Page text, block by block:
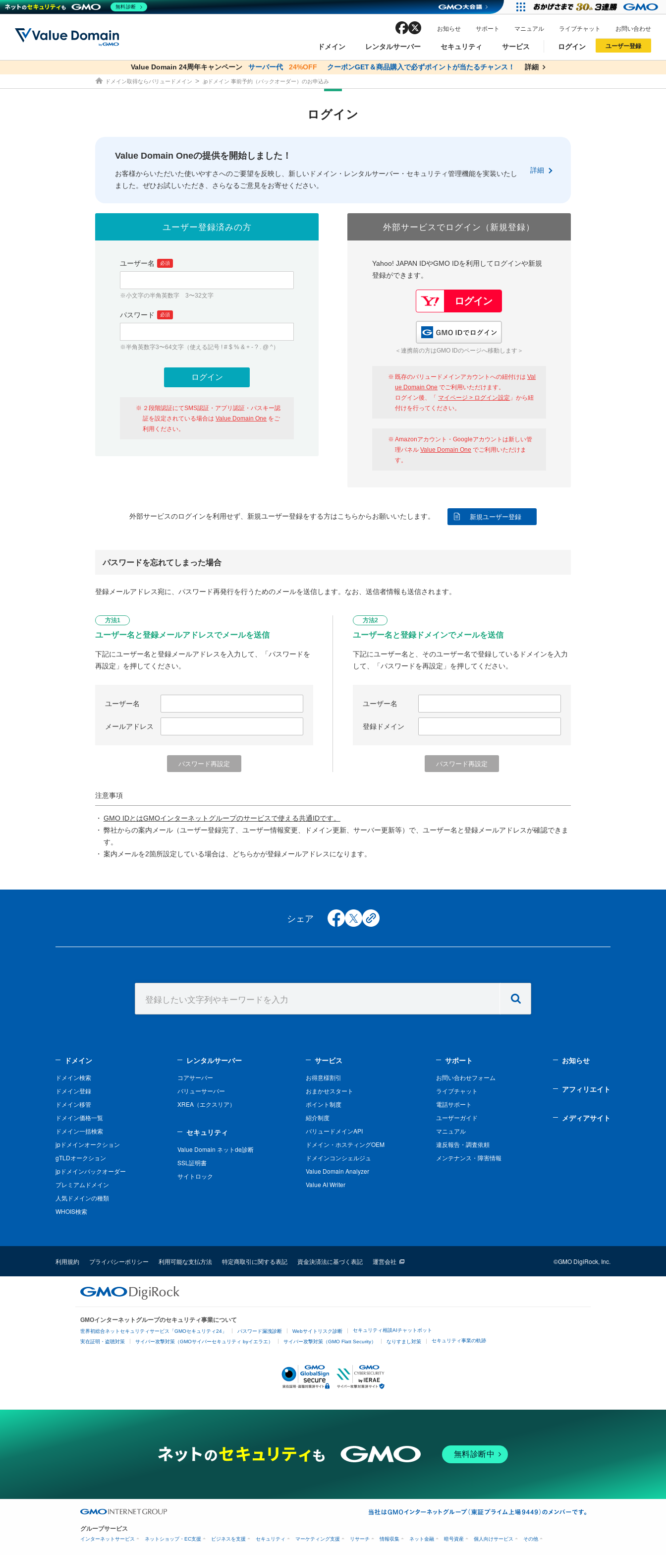
ドメイン
ドメイン ドメイン検索
ドメイン一括検索
人気ドメインの種類 WHOIS検索
レンタルサーバー
レンタルサーバー コアサーバー
セキュリティ
セキュリティ Value Domain ネットde診断
サービス
サービス お得意様割引
バリュードメインAPI
facebook お知らせ サポート マニュアル ライブチャット お問い合わせ
ログイン
従来のバリュードメインをご利用希望の方 おすすめ One レンタルサーバーを含む最新の機能を使う方
以下でもログイン可能
ユーザー登録
従来のバリュードメインをご利用希望の方 おすすめ One レンタルサーバーを含む最新の機能を使う方
以下でも登録可能
Value Domain 24周年キャンペーン サーバー代 24%OFF クーポンGET＆商品購入で必ずポイントが当たるチャンス！ 詳細
co.jpドメイン✕コアサーバーV2ビジネス応援キャンペーン サーバー料金1年間無料 詳細
ドメイン取得ならバリュードメイン .jpドメイン 事前予約（バックオーダー）のお申込み
ログイン
Value Domain Oneの提供を開始しました！
お客様からいただいた使いやすさへのご要望を反映し、新しいドメイン・レンタルサーバー・セキュリティ管理機能を実装いたし
ました。ぜひお試しいただき、さらなるご意見をお寄せください。
詳細
ユーザー登録済みの方
ユーザー名 必須
※小文字の半角英数字 3〜32文字
パスワード 必須
※半角英数字3〜64文字（使える記号 ! # $ % & + - ? . @ ^）
２段階認証にてSMS認証・アプリ認証・パスキー認
証を設定されている場合はValue Domain One をご
利用ください。
外部サービスでログイン（新規登録）
Yahoo! JAPAN IDやGMO IDを利用してログインや新規
登録ができます。
＜連携前の方はGMO IDのページへ移動します＞
既存のバリュードメインアカウントへの紐付けはVal
ue Domain One でご利用いただけます。
ログイン後、「 マイページ > ログイン設定 」から紐
付けを行ってください。
Amazonアカウント・Googleアカウントは新しい管
理パネルValue Domain One でご利用いただけま
す。
外部サービスのログインを利用せず、新規ユーザー登録をする方はこちらからお願いいたします。 新規ユーザー登録
パスワードを忘れてしまった場合
登録メールアドレス宛に、パスワード再発行を行うためのメールを送信します。なお、送信者情報も送信されます。
方法1
ユーザー名と登録メールアドレスでメールを送信
下記にユーザー名と登録メールアドレスを入力して、「パスワードを
再設定」を押してください。
ユーザー名
メールアドレス
方法2
ユーザー名と登録ドメインでメールを送信
下記にユーザー名と、そのユーザー名で登録しているドメインを入力
して、「パスワードを再設定」を押してください。
ユーザー名
登録ドメイン
注意事項
GMO IDとはGMOインターネットグループのサービスで使える共通IDです。
弊社からの案内メール（ユーザー登録完了、ユーザー情報変更、ドメイン更新、サーバー更新等）で、ユーザー名と登録メールアドレスが確認できま
す。
案内メールを2箇所設定している場合は、どちらかが登録メールアドレスになります。
シェア facebook
x copy
ドメイン
ドメイン検索
ドメイン登録
ドメイン移管
ドメイン価格一覧
ドメイン一括検索
jpドメインオークション
gTLDオークション
jpドメインバックオーダー
プレミアムドメイン
人気ドメインの種類
WHOIS検索
レンタルサーバー
コアサーバー
バリューサーバー
XREA（エクスリア）
セキュリティ
Value Domain ネットde診断
SSL証明書
サイトロック
サービス
お得意様割引
おまかせスタート
ポイント制度
紹介制度
バリュードメインAPI
ドメイン・ホスティングOEM
ドメインコンシェルジュ
Value Domain Analyzer
Value AI Writer
サポート
お問い合わせフォーム
ライブチャット
電話サポート
ユーザーガイド
マニュアル
違反報告・調査依頼
メンテナンス・障害情報
お知らせ
アフィリエイト
メディアサイト
利用規約 プライバシーポリシー 利用可能な支払方法 特定商取引に関する表記 資金決済法に基づく表記 運営会社 ©GMO DigiRock, Inc.
GMOインターネットグループのセキュリティ事業について
世界初総合ネットセキュリティサービス「GMOセキュリティ24」 パスワード漏洩診断 Webサイトリスク診断 セキュリティ相談AIチャットボット
実在証明・盗聴対策 サイバー攻撃対策（GMOサイバーセキュリティ byイエラエ） サイバー攻撃対策（GMO Flatt Security） なりすまし対策 セキュリティ事業の軌跡
無料診断中
グループサービス
インターネットサービス ネットショップ・EC支援 ビジネスを支援 セキュリティ マーケティング支援 リサーチ 情報収集 ネット金融 暗号資産 個人向けサービス その他
無料診断